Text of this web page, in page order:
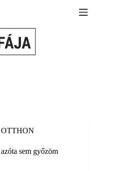
OTTHON
sem győzöm